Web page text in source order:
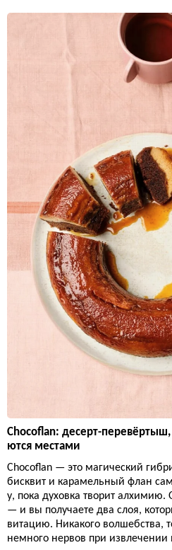
Chocoflan: десерт-
ются местами
Chocoflan — это магический
бисквит и карамельный флан
у, пока духовка творит алхимию.
— и вы получаете два слоя,
витацию. Никакого волшебства,
немного нервов при